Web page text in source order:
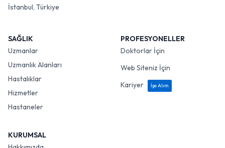
İstanbul, Türkiye
SAĞLIK
Uzmanlar
Uzmanlık Alanları
Hastalıklar
Hizmetler
Hastaneler
PROFESYONELLER
Doktorlar İçin
Web Siteniz İçin
Kariyer
İşe Alım
KURUMSAL